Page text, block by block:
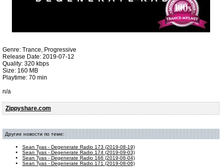
Genre: Trance, Progressive
Release Date: 2019-07-12
Quality: 320 kbps
Size: 160 MB
Playtime: 70 min
n/a
Zippyshare.com
Другие новости по теме:
Sean Tyas - Degenerate Radio 173 (2019-08-19)
Sean Tyas - Degenerate Radio 174 (2019-09-03)
Sean Tyas - Degenerate Radio 166 (2019-06-04)
Sean Tyas - Degenerate Radio 171 (2019-08-06)